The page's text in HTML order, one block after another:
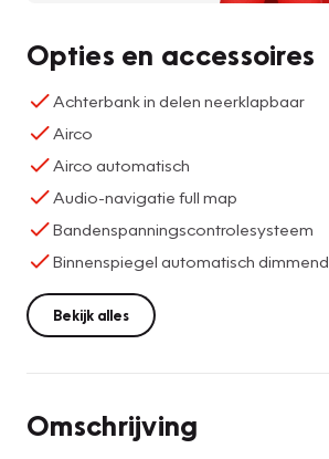
Opties en accessoires
Achterbank in delen neerklapbaar
Airco
Airco automatisch
Audio-navigatie full map
Bandenspanningscontrolesysteem
Binnenspiegel automatisch dimmend
Bekijk alles
Omschrijving